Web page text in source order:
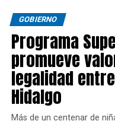
GOBIERNO
Programa
promueve
legalidad
Hidalgo
Más de un centenar de